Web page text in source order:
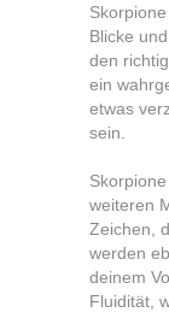
Blicke
den
ein
etwas
sein.
weiteren
Zeichen,
werden
deinem
Fluidität,